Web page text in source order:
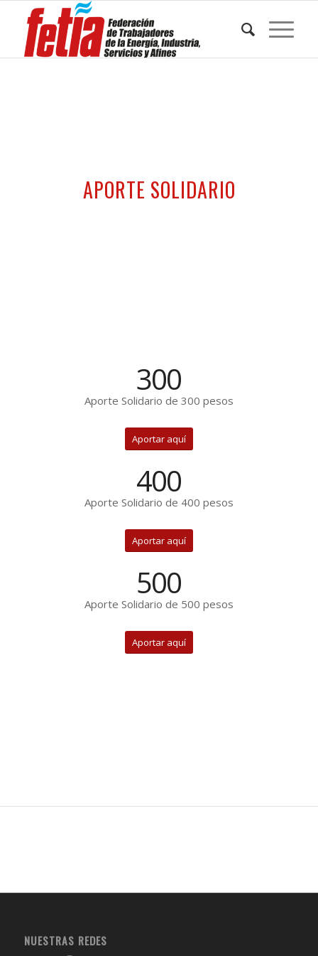
APORTE SOLIDARIO
300
Aporte Solidario de 300 pesos
Aportar aquí
400
Aporte Solidario de 400 pesos
Aportar aquí
500
Aporte Solidario de 500 pesos
Aportar aquí
NUESTRAS REDES